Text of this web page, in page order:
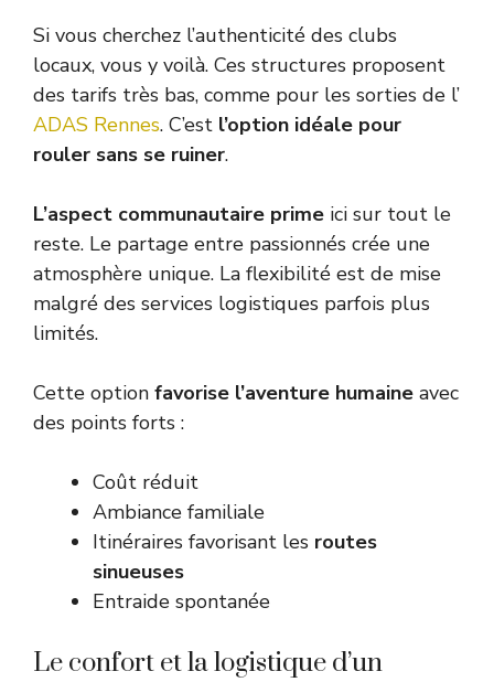
Si vous cherchez l’authenticité des clubs
locaux, vous y voilà. Ces structures proposent
des tarifs très bas, comme pour les sorties de l’
ADAS Rennes. C’est l’option idéale pour
rouler sans se ruiner.
L’aspect communautaire prime ici sur tout le
reste. Le partage entre passionnés crée une
atmosphère unique. La flexibilité est de mise
malgré des services logistiques parfois plus
limités.
Cette option favorise l’aventure humaine avec
des points forts :
Coût réduit
Ambiance familiale
Itinéraires favorisant les routes
sinueuses
Entraide spontanée
Le confort et la logistique d’un